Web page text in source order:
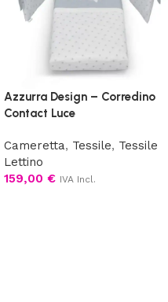
Azzurra Design – Corredino
Contact Luce
Cameretta, Tessile, Tessile
Lettino
159,00 € IVA Incl.